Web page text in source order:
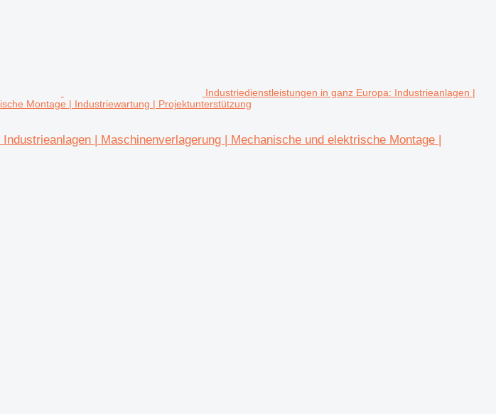
Industriedienstleistungen in ganz Europa: Industrieanlagen |
Montage | Industriewartung | Projektunterstützung
| Maschinenverlagerung | Mechanische und elektrische Montage |